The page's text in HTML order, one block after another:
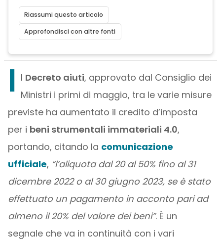
Riassumi questo articolo
Approfondisci con altre fonti
I l Decreto aiuti, approvato dal Consiglio dei
Ministri i primi di maggio, tra le varie misure
previste ha aumentato il credito d’imposta
per i beni strumentali immateriali 4.0,
portando, citando la comunicazione
ufficiale, “l’aliquota dal 20 al 50% fino al 31
dicembre 2022 o al 30 giugno 2023, se è stato
effettuato un pagamento in acconto pari ad
almeno il 20% del valore dei beni”. È un
segnale che va in continuità con i vari